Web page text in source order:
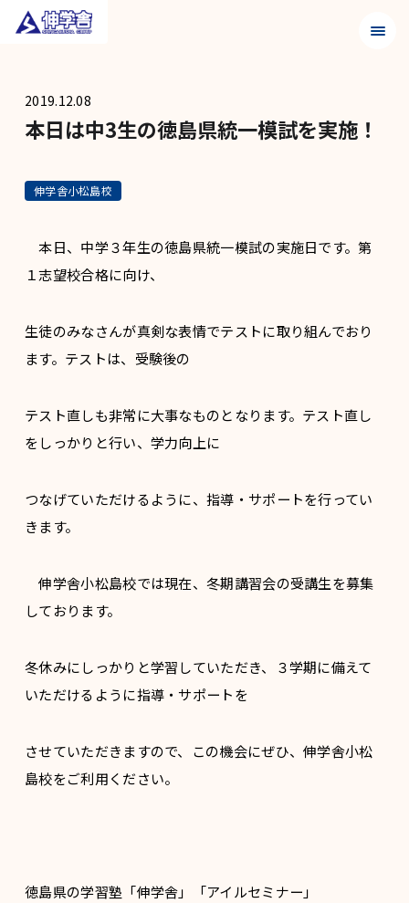
メニ
2019.12.08
本日は中3生の徳島県統一模試を実施！
伸学舎小松島校
本日、中学３年生の徳島県統一模試の実施日です。第
１志望校合格に向け、
生徒のみなさんが真剣な表情でテストに取り組んでおり
ます。テストは、受験後の
テスト直しも非常に大事なものとなります。テスト直し
をしっかりと行い、学力向上に
つなげていただけるように、指導・サポートを行ってい
きます。
伸学舎小松島校では現在、冬期講習会の受講生を募集
しております。
冬休みにしっかりと学習していただき、３学期に備えて
いただけるように指導・サポートを
させていただきますので、この機会にぜひ、伸学舎小松
島校をご利用ください。
徳島県の学習塾「伸学舎」「アイルセミナー」